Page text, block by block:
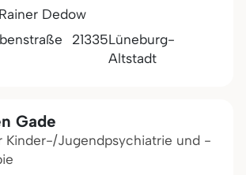
Dedow
21335Lüneburg-
Altstadt
Gade
Kinder-/Jugendpsychiatrie und -